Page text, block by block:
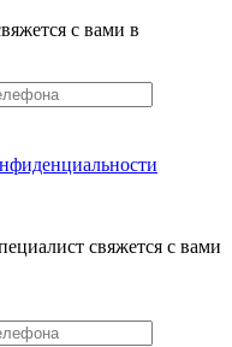
с вами в
свяжется с вами